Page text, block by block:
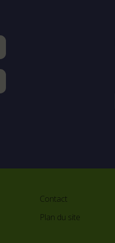
Contact
Plan du site